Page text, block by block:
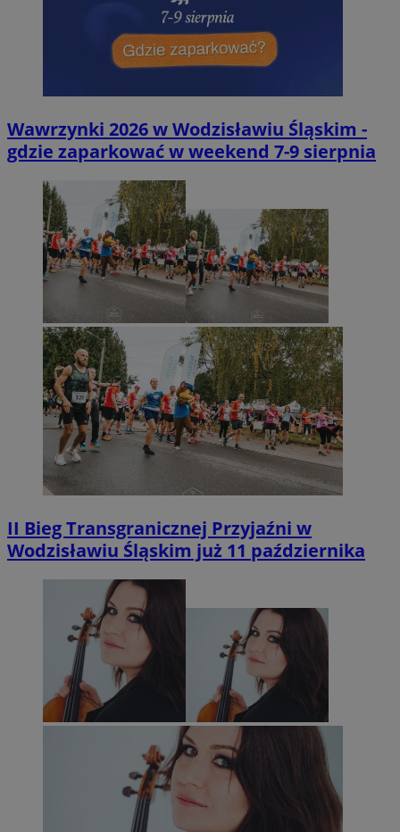
Wawrzynki 2026 w Wodzisławiu Śląskim -
gdzie zaparkować w weekend 7-9 sierpnia
II Bieg Transgranicznej Przyjaźni w
Wodzisławiu Śląskim już 11 października